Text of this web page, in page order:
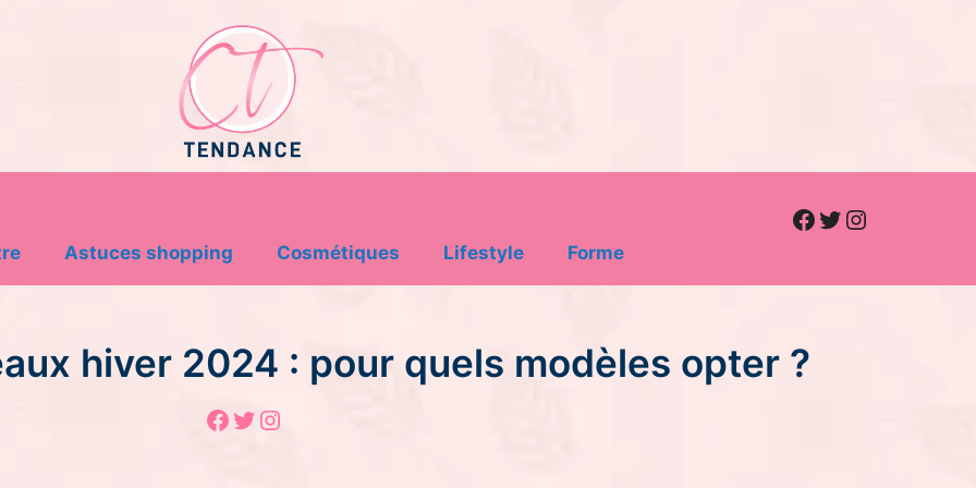
Astuces shopping Cosmétiques Lifestyle Forme
Facebook
Twitter
Instagram
hiver 2024 : pour quels modèles opter ?
Facebook
Twitter
Instagram